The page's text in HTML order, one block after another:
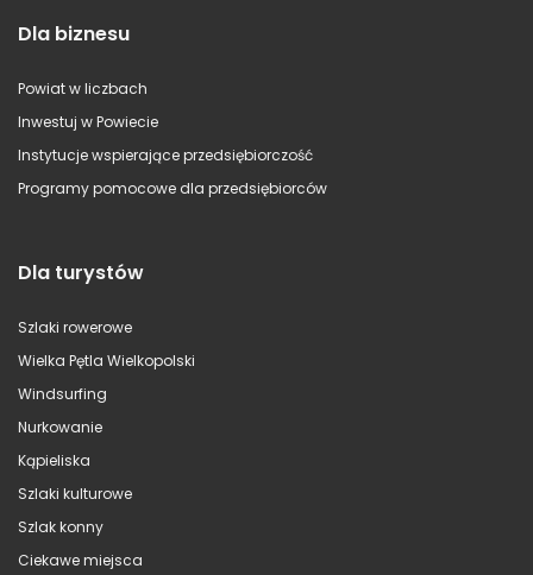
Dla biznesu
Powiat w liczbach
Inwestuj w Powiecie
Instytucje wspierające przedsiębiorczość
Programy pomocowe dla przedsiębiorców
Dla turystów
Szlaki rowerowe
Wielka Pętla Wielkopolski
Windsurfing
Nurkowanie
Kąpieliska
Szlaki kulturowe
Szlak konny
Ciekawe miejsca